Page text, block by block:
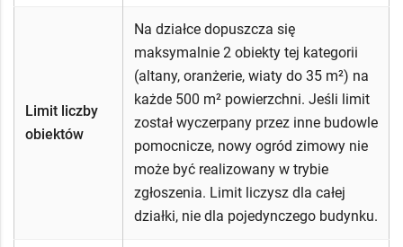
Limit liczby
obiektów
Na działce dopuszcza się
maksymalnie 2 obiekty tej kategorii
(altany, oranżerie, wiaty do 35 m²) na
każde 500 m² powierzchni. Jeśli limit
został wyczerpany przez inne budowle
pomocnicze, nowy ogród zimowy nie
może być realizowany w trybie
zgłoszenia. Limit liczysz dla całej
działki, nie dla pojedynczego budynku.